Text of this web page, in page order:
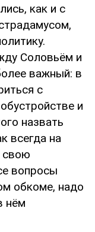
как и с
Соловьём и
важный: в
с
и
назвать
всегда на
свою
вопросы
обкоме, надо
нём